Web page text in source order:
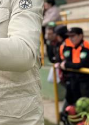
Andaluz Oncofútbol